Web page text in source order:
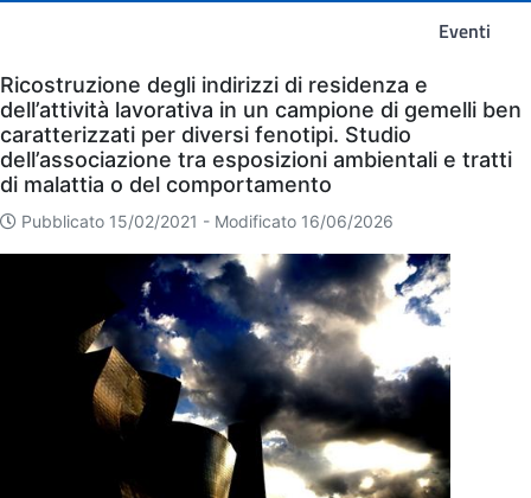
Eventi
Eventi
Ricostruzione degli indirizzi di residenza e
dell’attività lavorativa in un campione di gemelli ben
caratterizzati per diversi fenotipi. Studio
dell’associazione tra esposizioni ambientali e tratti
di malattia o del comportamento
Pubblicato 15/02/2021 - Modificato 16/06/2026